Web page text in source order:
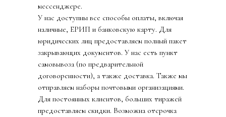
мессенджере.
У нас доступны все способы оплаты, включая
наличные, ЕРИП и банковскую карту. Для
юридических лиц предоставляем полный пакет
закрывающих документов. У нас есть пункт
самовывоза (по предварительной
договоренности), а также доставка. Также мы
отправляем наборы почтовыми организациями.
Для постоянных клиентов, больших тиражей
предоставляем скидки. Возможна отсрочка